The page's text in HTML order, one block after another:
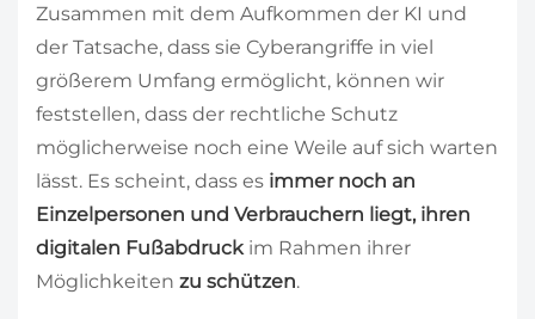
Zusammen mit dem Aufkommen der KI und
der Tatsache, dass sie Cyberangriffe in viel
größerem Umfang ermöglicht, können wir
feststellen, dass der rechtliche Schutz
möglicherweise noch eine Weile auf sich warten
lässt. Es scheint, dass es immer noch an
Einzelpersonen und Verbrauchern liegt, ihren
digitalen Fußabdruck im Rahmen ihrer
Möglichkeiten zu schützen.